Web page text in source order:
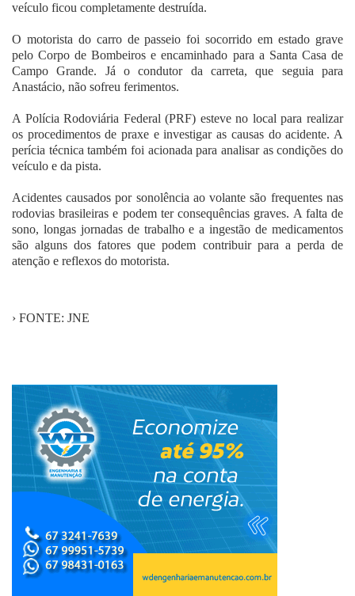
veículo ficou completamente destruída.
O motorista do carro de passeio foi socorrido em estado grave
pelo Corpo de Bombeiros e encaminhado para a Santa Casa de
Campo Grande. Já o condutor da carreta, que seguia para
Anastácio, não sofreu ferimentos.
A Polícia Rodoviária Federal (PRF) esteve no local para realizar
os procedimentos de praxe e investigar as causas do acidente. A
perícia técnica também foi acionada para analisar as condições do
veículo e da pista.
Acidentes causados por sonolência ao volante são frequentes nas
rodovias brasileiras e podem ter consequências graves. A falta de
sono, longas jornadas de trabalho e a ingestão de medicamentos
são alguns dos fatores que podem contribuir para a perda de
atenção e reflexos do motorista.
› FONTE: JNE